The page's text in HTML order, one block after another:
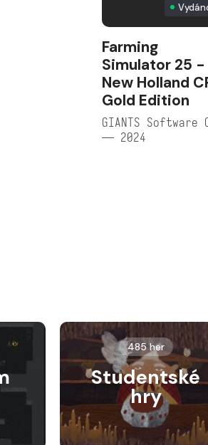
Farming
Simulator 25 -
New Holland
Gold Edition
GIANTS Software
— 2024
485 her
Studentské
hry